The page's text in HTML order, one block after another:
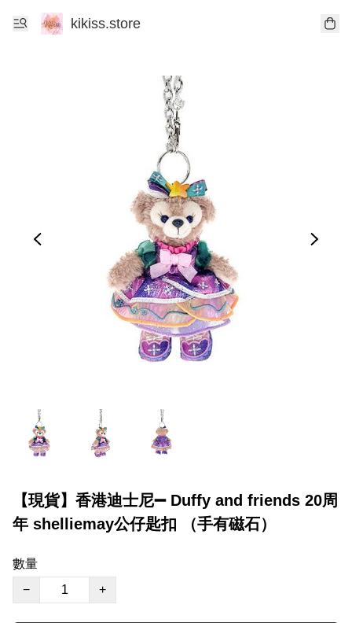
kikiss.store
【現貨】香港迪士尼➖ Duffy and friends 20周
年 shelliemay公仔匙扣 （手有磁石）
數量
−
+